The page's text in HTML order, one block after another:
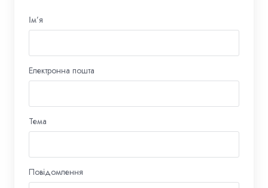
Ім’я
Електронна пошта
Тема
Повідомлення